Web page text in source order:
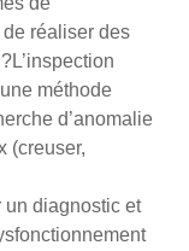
réaliser des
méthode
d’anomalie
(creuser,
un diagnostic et